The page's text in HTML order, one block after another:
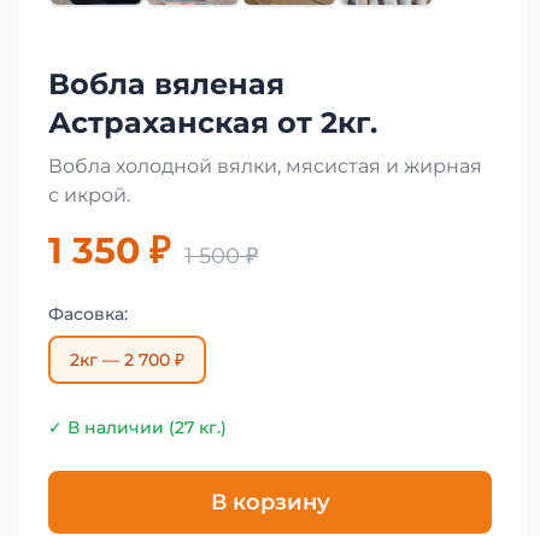
Вобла вяленая
Астраханская от 2кг.
Вобла холодной вялки, мясистая и жирная
с икрой.
1 350 ₽ 1 500 ₽
Фасовка:
2кг — 2 700 ₽
✓ В наличии (27 кг.)
В корзину